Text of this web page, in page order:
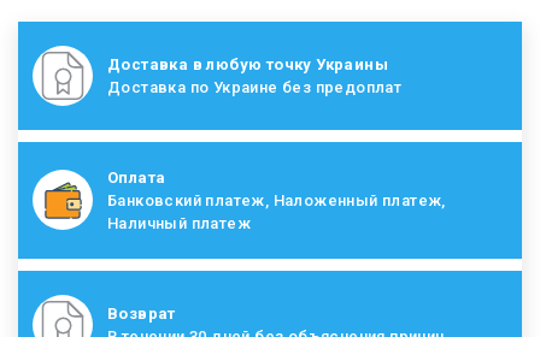
Доставка в любую точку Украины
Доставка по Украине без предоплат
Оплата
Банковский платеж, Наложенный платеж,
Наличный платеж
Возврат